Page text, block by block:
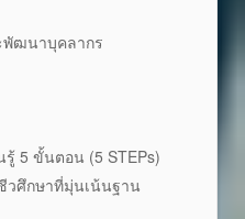
พัฒนาบุคลากร
รู้ 5 ขั้นตอน (5 STEPs)
วศึกษาที่มุ่นเน้นฐาน